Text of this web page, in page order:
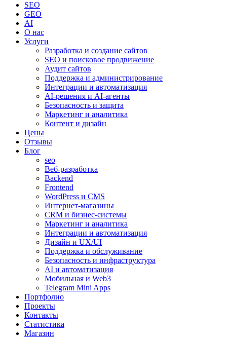
SEO
GEO
AI
О нас
Услуги
Разработка и создание сайтов
SEO и поисковое продвижение
Аудит сайтов
Поддержка и администрирование
Интеграции и автоматизация
AI-решения и AI-агенты
Безопасность и защита
Маркетинг и аналитика
Контент и дизайн
Цены
Отзывы
Блог
seo
Веб-разработка
Backend
Frontend
WordPress и CMS
Интернет-магазины
CRM и бизнес-системы
Маркетинг и аналитика
Интеграции и автоматизация
Дизайн и UX/UI
Поддержка и обслуживание
Безопасность и инфраструктура
AI и автоматизация
Мобильная и Web3
Telegram Mini Apps
Портфолио
Проекты
Контакты
Статистика
Магазин